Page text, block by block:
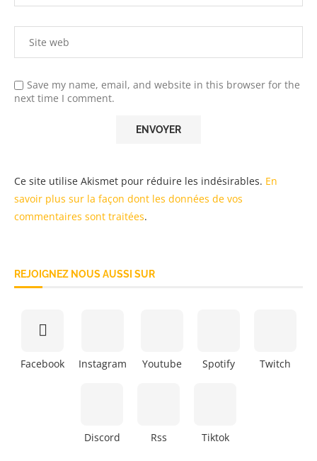
Save my name, email, and website in this browser for the
next time I comment.
Ce site utilise Akismet pour réduire les indésirables. En
savoir plus sur la façon dont les données de vos
commentaires sont traitées.
REJOIGNEZ NOUS AUSSI SUR
Facebook Instagram Youtube Spotify Twitch
Discord Rss Tiktok